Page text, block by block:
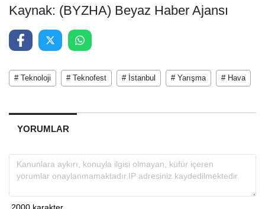
Kaynak: (BYZHA) Beyaz Haber Ajansı
# Teknoloji # Teknofest # İstanbul # Yarışma # Hava
YORUMLAR